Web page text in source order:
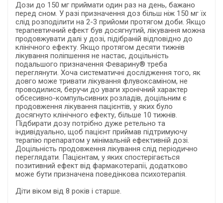
Дози до 150 мг приймати один раз на день, бажано
перед сном. У разі призначення доз більш ніж 150 мг їх
слід розподілити на 2-3 прийоми протягом доби. Якщо
терапевтичний ефект був досягнутий, лікування можна
продовжувати далі у дозі, підібраній відповідно до
клінічного ефекту. Якщо протягом десяти тижнів
лікування поліпшення не настає, доцільність
подальшого призначення Феварину® треба
переглянути. Хоча систематичні дослідження того, як
довго може тривати лікування флувоксаміном, не
проводилися, беручи до уваги хронічний характер
обсесивно-компульсивних розладів, доцільним є
продовження лікування пацієнтів, у яких було
досягнуто клінічного ефекту, більше 10 тижнів.
Підбирати дозу потрібно дуже ретельно та
індивідуально, щоб пацієнт приймав підтримуючу
терапію препаратом у мінімальній ефективній дозі.
Доцільність продовження лікування слід періодично
переглядати. Пацієнтам, у яких спостерігається
позитивний ефект від фармакотерапії, додатково
може бути призначена поведінкова психотерапія.
Діти віком від 8 років і старше.